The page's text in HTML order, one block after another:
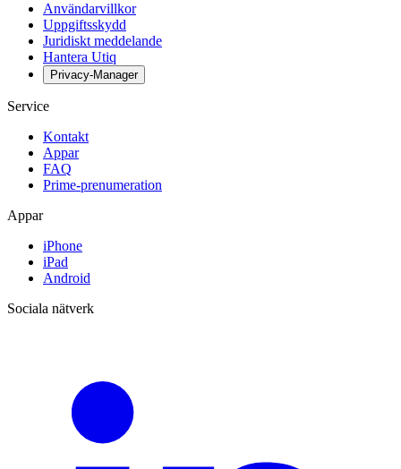
Användarvillkor
Uppgiftsskydd
Juridiskt meddelande
Hantera Utiq
Privacy-Manager
Service
Kontakt
Appar
FAQ
Prime-prenumeration
Appar
iPhone
iPad
Android
Sociala nätverk